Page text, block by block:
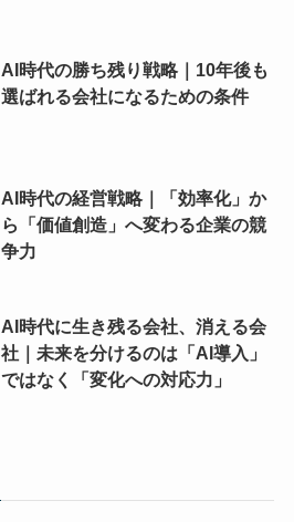
AI時代の勝ち残り戦略｜10年後も
選ばれる会社になるための条件
AI時代の経営戦略｜「効率化」か
ら「価値創造」へ変わる企業の競
争力
AI時代に生き残る会社、消える会
社｜未来を分けるのは「AI導入」
ではなく「変化への対応力」